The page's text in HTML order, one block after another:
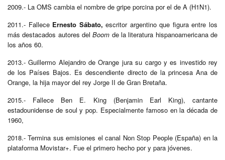
2009.- La OMS cambia el nombre de gripe porcina por el de A (H1N1).
2011.- Fallece Ernesto Sábato, escritor argentino que figura entre los
más destacados autores delBoom de la literatura hispanoamericana de
los años 60.
2013.- Guillermo Alejandro de Orange jura su cargo y es investido rey
de los Países Bajos. Es descendiente directo de la princesa Ana de
Orange, la hija mayor del rey Jorge II de Gran Bretaña.
2015.- Fallece Ben E. King (Benjamin Earl King), cantante
estadounidense de soul y pop. Especialmente famoso en la década de
1960,
2018.- Termina sus emisiones el canal Non Stop People (España) en la
plataforma Movistar+. Fue el primero hecho por y para jóvenes.